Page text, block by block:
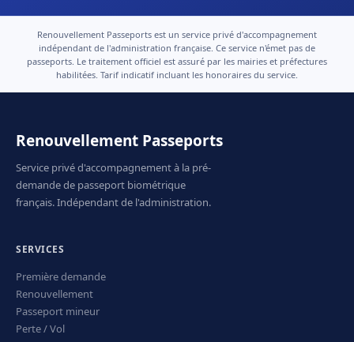
Renouvellement Passeports est un service privé d'accompagnement
indépendant de l'administration française. Ce service n'émet pas de
passeports. Le traitement officiel est assuré par les mairies et préfectures
habilitées. Tarif indicatif incluant les honoraires du service.
Renouvellement Passeports
Service privé d'accompagnement à la pré-
demande de passeport biométrique
français. Indépendant de l'administration.
SERVICES
Première demande
Renouvellement
Passeport mineur
Perte / Vol